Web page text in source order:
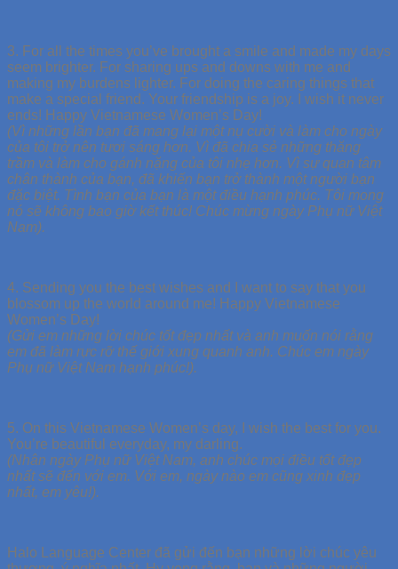
3. For all the times you’ve brought a smile and made my days
seem brighter. For sharing ups and downs with me and
making my burdens lighter. For doing the caring things that
make a special friend. Your friendship is a joy. I wish it never
ends! Happy Vietnamese Women’s Day!
(Vì những lần bạn đã mang lại một nụ cười và làm cho ngày
của tôi trở nên tươi sáng hơn. Vì đã chia sẻ những thăng
trầm và làm cho gánh nặng của tôi nhẹ hơn. Vì sự quan tâm
chân thành của bạn, đã khiến bạn trở thành một người bạn
đặc biệt. Tình bạn của bạn là một điều hạnh phúc. Tôi mong
nó sẽ không bao giờ kết thúc! Chúc mừng ngày Phụ nữ Việt
Nam).
4. Sending you the best wishes and I want to say that you
blossom up the world around me! Happy Vietnamese
Women’s Day!
(Gửi em những lời chúc tốt đẹp nhất và anh muốn nói rằng
em đã làm rực rỡ thế giới xung quanh anh. Chúc em ngày
Phụ nữ Việt Nam hạnh phúc!).
5. On this Vietnamese Women’s day, I wish the best for you.
You’re beautiful everyday, my darling.
(Nhân ngày Phụ nữ Việt Nam, anh chúc mọi điều tốt đẹp
nhất sẽ đến với em. Với em, ngày nào em cũng xinh đẹp
nhất, em yêu!).
Halo Language Center đã gửi đến bạn những lời chúc yêu